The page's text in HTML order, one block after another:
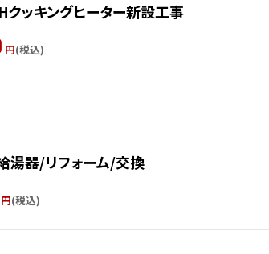
キングヒーター新設工事
円(税込)
/リフォーム/交換
円(税込)